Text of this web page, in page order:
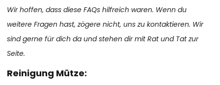
Wir hoffen, dass diese FAQs hilfreich waren. Wenn du
weitere Fragen hast, zögere nicht, uns zu kontaktieren. Wir
sind gerne für dich da und stehen dir mit Rat und Tat zur
Seite.
Reinigung Mütze: